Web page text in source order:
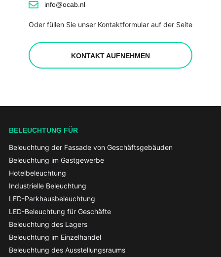
info@ocab.nl
Oder füllen Sie unser Kontaktformular auf der Seite
KONTAKT AUFNEHMEN
BELEUCHTUNG FÜR
Beleuchtung der Fassade von Geschäftsgebäuden
Beleuchtung im Gastgewerbe
Hotelbeleuchtung
Industrielle Beleuchtung
LED-Parkhausbeleuchtung
LED-Beleuchtung für Geschäfte
Beleuchtung des Lagers
Beleuchtung im Einzelhandel
Beleuchtung des Ausstellungsraums